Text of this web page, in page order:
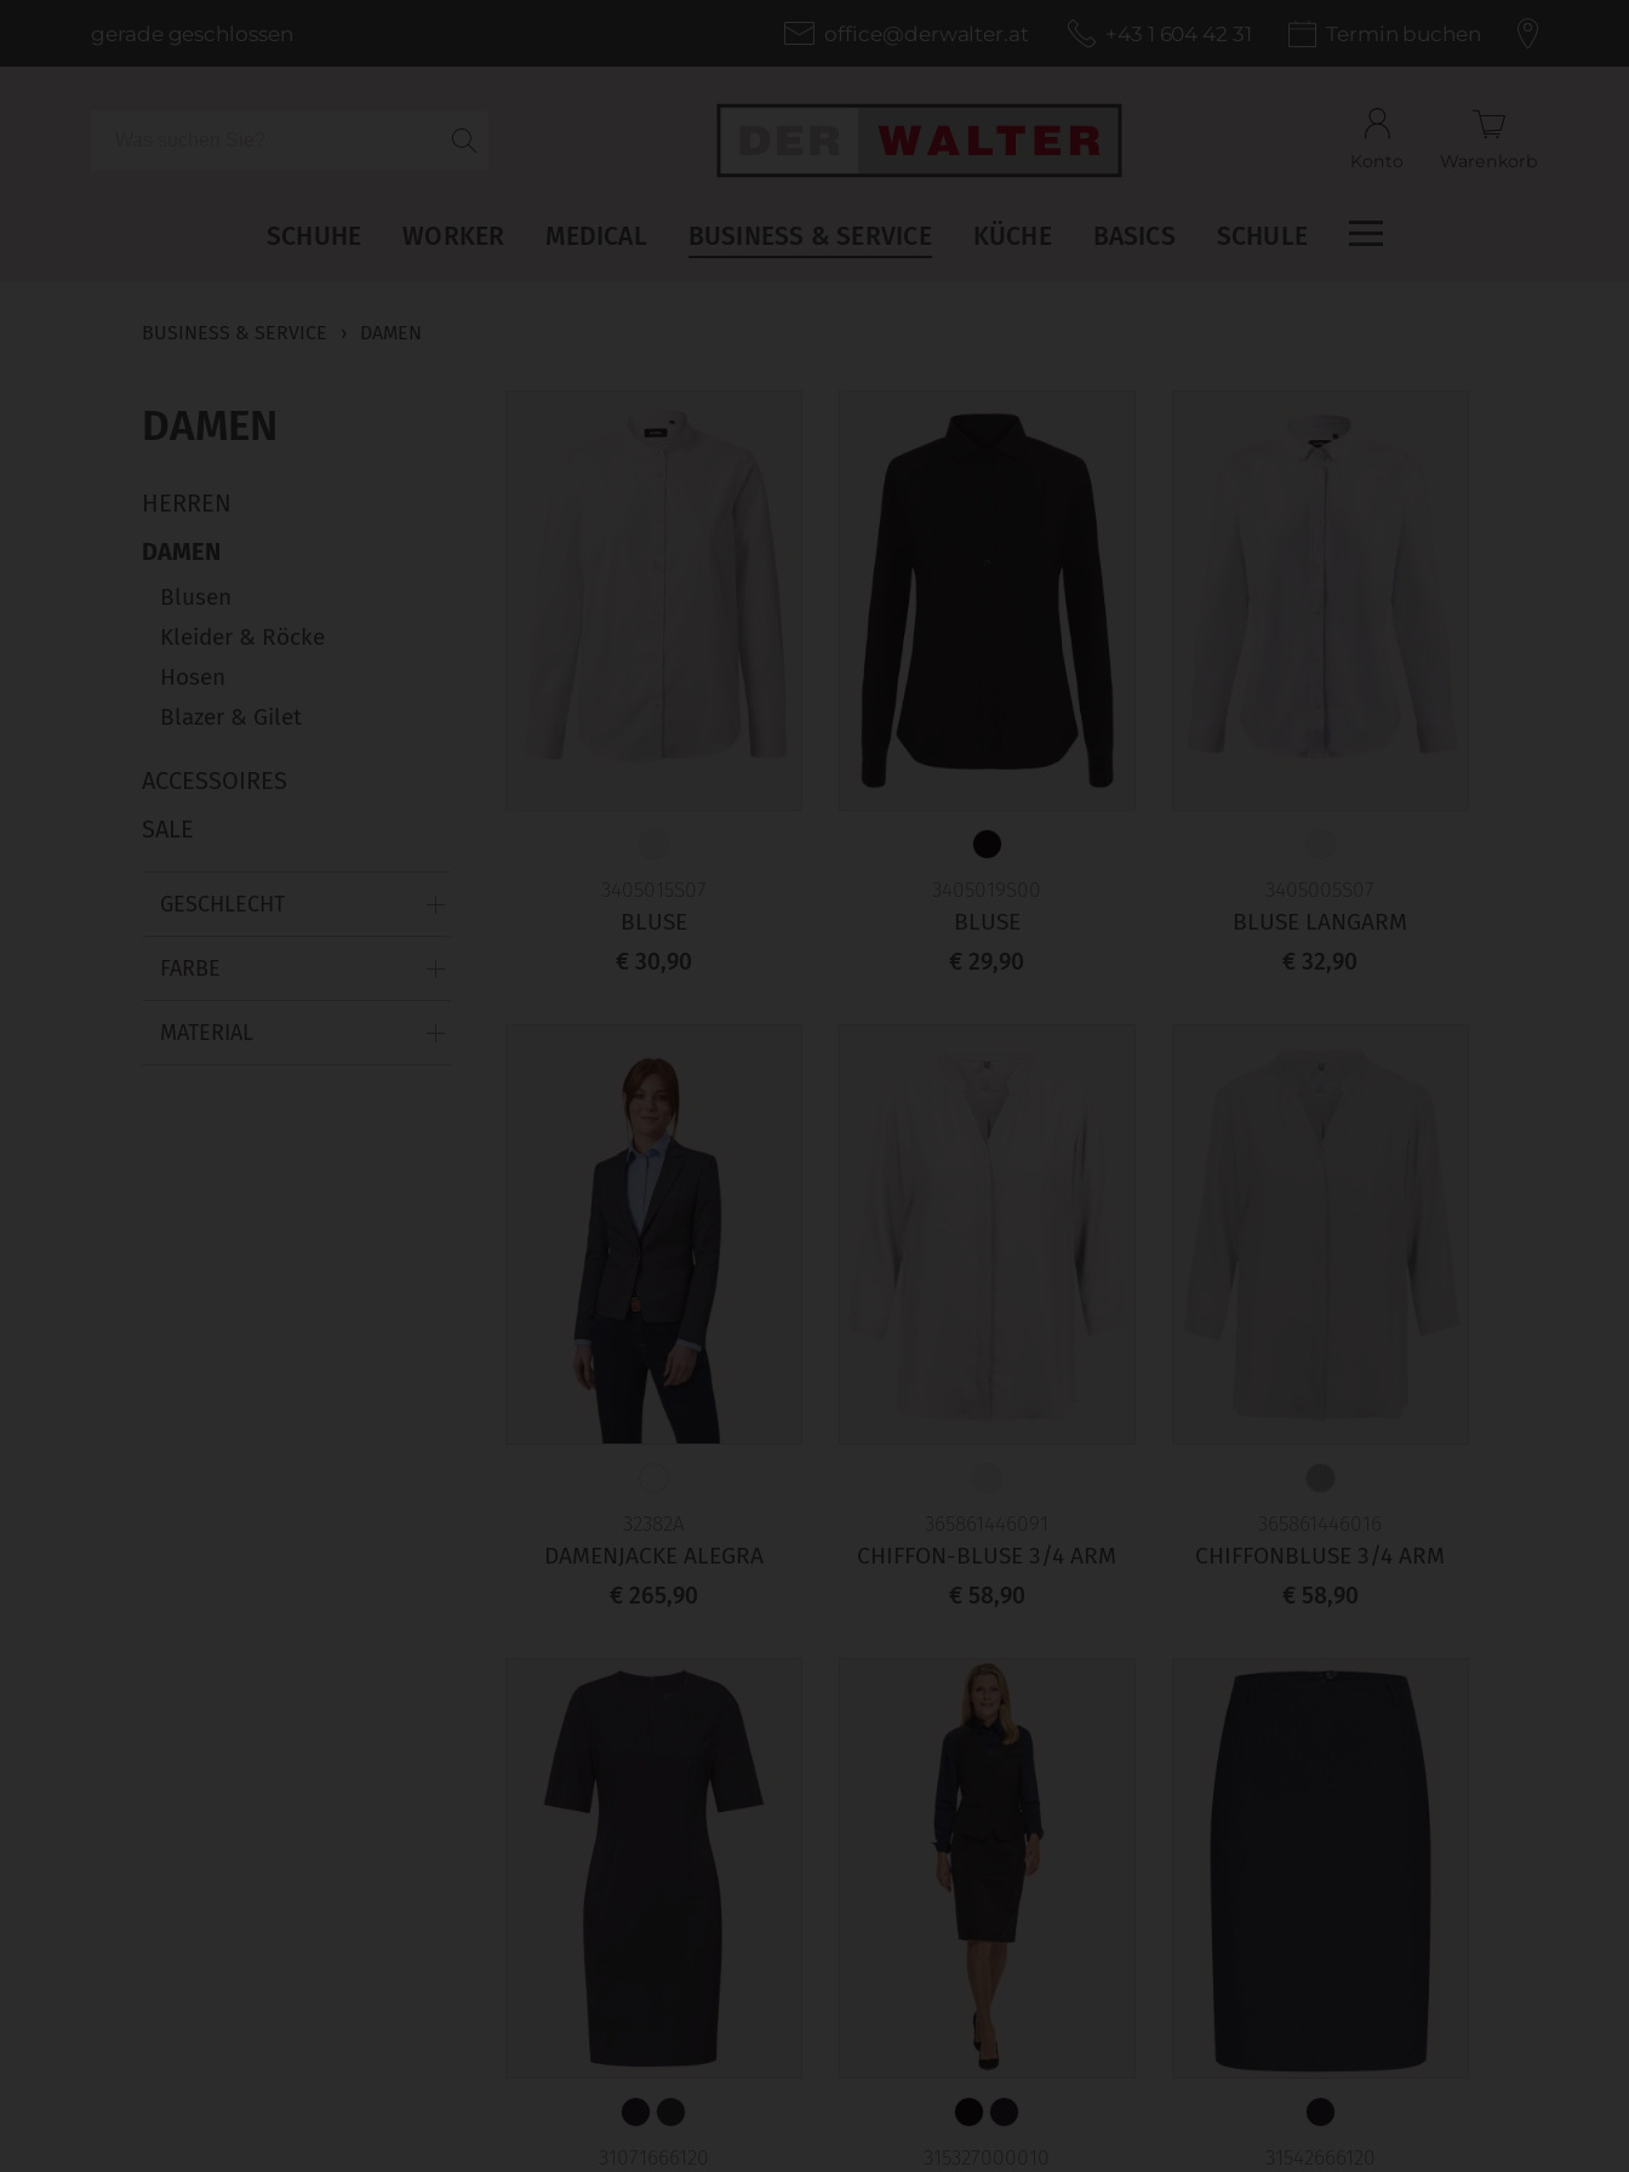
gerade geschlossen office@derwalter.at +43 1 604 42 31 Termin buchen
Konto
Warenkorb
SCHUHE WORKER MEDICAL BUSINESS & SERVICE KÜCHE BASICS SCHULE
BUSINESS & SERVICE › DAMEN
DAMEN
HERREN
DAMEN
Blusen
Kleider & Röcke
Hosen
Blazer & Gilet
ACCESSOIRES
SALE
GESCHLECHT
MATERIAL
FARBE
BLUSE
€ 30,90
BLUSE
€ 29,90
BLUSE LANGARM
€ 32,90
DAMENJACKE ALEGRA
€ 265,90
CHIFFON-BLUSE 3/4 ARM
€ 58,90
CHIFFONBLUSE 3/4 ARM
€ 58,90